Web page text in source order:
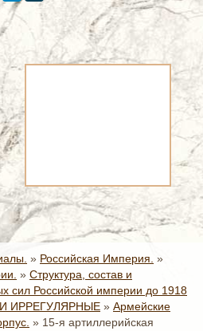
» Российская Империя. »
» Структура, состав и
сил Российской империи до 1918
ИРРЕГУЛЯРНЫЕ » Армейские
» 15-я артиллерийская